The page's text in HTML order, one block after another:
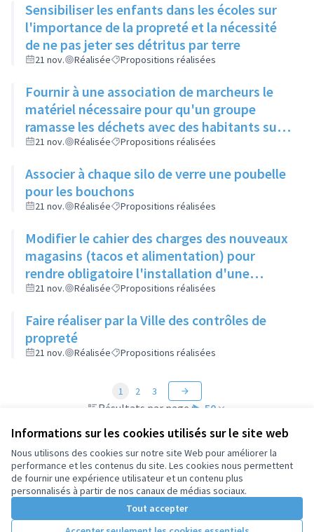
Informations sur les cookies utilisés sur le site web
Nous utilisons des cookies sur notre site Web pour améliorer la
performance et les contenus du site. Les cookies nous permettent
de fournir une expérience utilisateur et un contenu plus
personnalisés à partir de nos canaux de médias sociaux.
Tout accepter
Sensibiliser les enfants dans les écoles sur
l'importance de la propreté et la nécessité
de ne pas jeter ses détritus par terre
21 nov. Réalisée Propositions réalisées
Fournir à une association de marcheurs le
matériel nécessaire pour qu'un groupe
ramasse les déchets avec des habitants sur
différents parcours
21 nov. Réalisée Propositions réalisées
Associer à chaque silo de verre une poubelle
pour les bouchons
21 nov. Réalisée Propositions réalisées
Modifier le cahier des charges des nouveaux
magasins (tacos et alimentation) pour
rendre obligatoire l'installation d'une
poubelle de taille suffisante, son vidage et le
21 nov. Réalisée Propositions réalisées
Faire réaliser par la Ville des contrôles de
propreté
21 nov. Réalisée Propositions réalisées
Résultats par page : 50
1 2 3
Conditions d'utilisation
Paramètres des cookies